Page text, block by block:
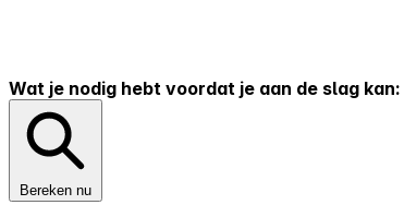
Wat je nodig hebt voordat je aan de slag kan:
Bereken nu